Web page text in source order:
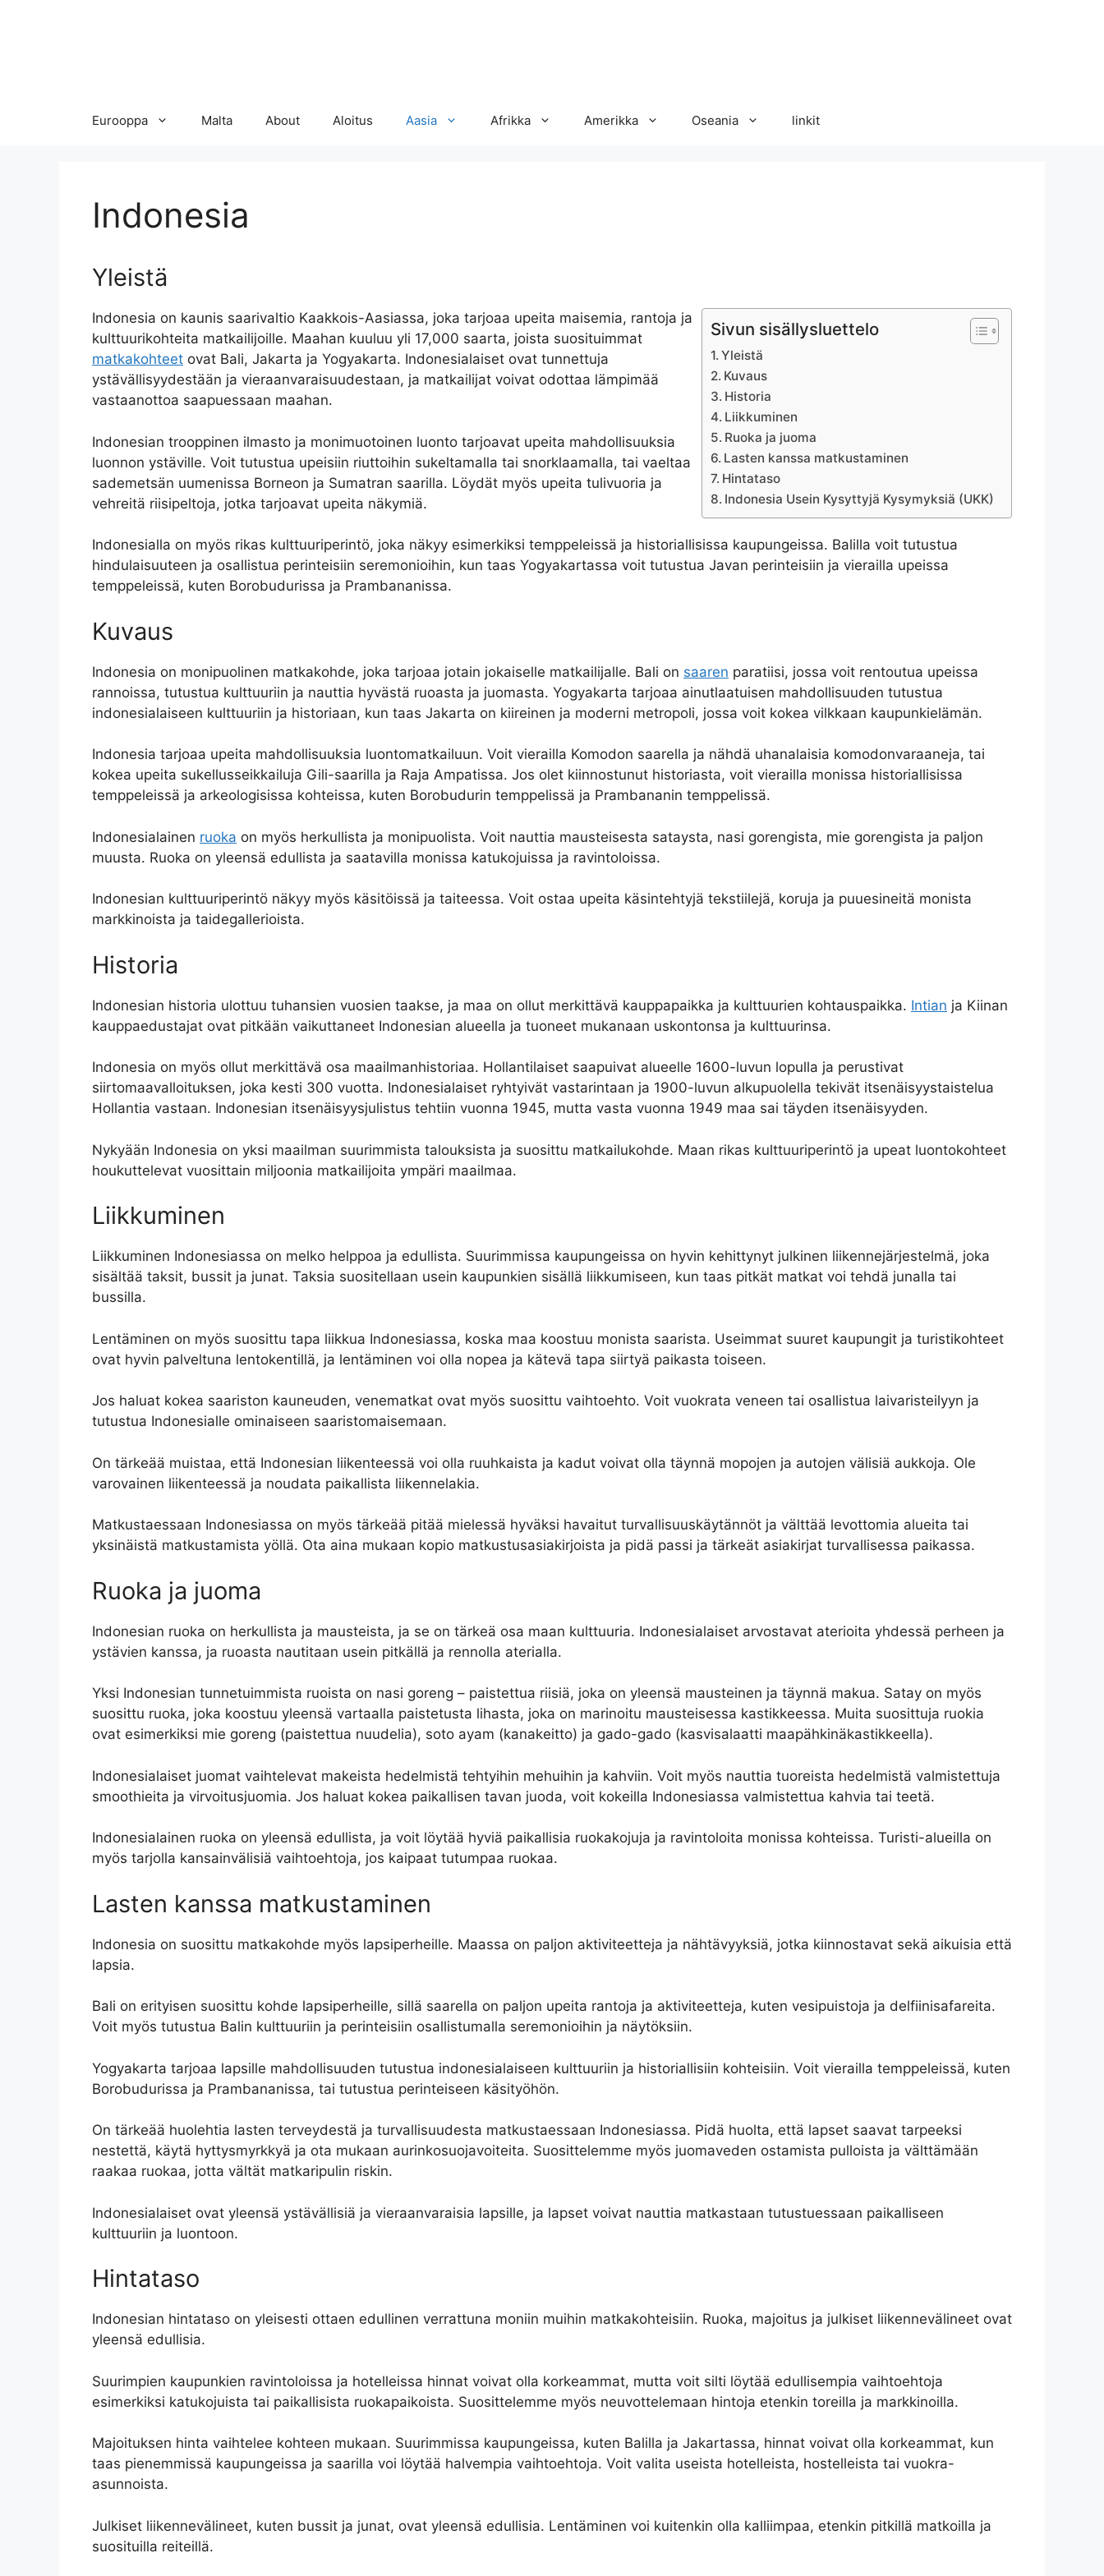
Eurooppa Malta About Aloitus Aasia Afrikka Amerikka Oseania linkit
Indonesia
Yleistä
Sivun sisällysluettelo
Yleistä
Kuvaus
Historia
Liikkuminen
Ruoka ja juoma
Lasten kanssa matkustaminen
Hintataso
Indonesia Usein Kysyttyjä Kysymyksiä (UKK)
Indonesia on kaunis saarivaltio Kaakkois-Aasiassa, joka tarjoaa upeita maisemia, rantoja ja
kulttuurikohteita matkailijoille. Maahan kuuluu yli 17,000 saarta, joista suosituimmat
matkakohteet ovat Bali, Jakarta ja Yogyakarta. Indonesialaiset ovat tunnettuja
ystävällisyydestään ja vieraanvaraisuudestaan, ja matkailijat voivat odottaa lämpimää
vastaanottoa saapuessaan maahan.
Indonesian trooppinen ilmasto ja monimuotoinen luonto tarjoavat upeita mahdollisuuksia
luonnon ystäville. Voit tutustua upeisiin riuttoihin sukeltamalla tai snorklaamalla, tai vaeltaa
sademetsän uumenissa Borneon ja Sumatran saarilla. Löydät myös upeita tulivuoria ja
vehreitä riisipeltoja, jotka tarjoavat upeita näkymiä.
Indonesialla on myös rikas kulttuuriperintö, joka näkyy esimerkiksi temppeleissä ja historiallisissa kaupungeissa. Balilla voit tutustua
hindulaisuuteen ja osallistua perinteisiin seremonioihin, kun taas Yogyakartassa voit tutustua Javan perinteisiin ja vierailla upeissa
temppeleissä, kuten Borobudurissa ja Prambananissa.
Kuvaus
Indonesia on monipuolinen matkakohde, joka tarjoaa jotain jokaiselle matkailijalle. Bali on saaren paratiisi, jossa voit rentoutua upeissa
rannoissa, tutustua kulttuuriin ja nauttia hyvästä ruoasta ja juomasta. Yogyakarta tarjoaa ainutlaatuisen mahdollisuuden tutustua
indonesialaiseen kulttuuriin ja historiaan, kun taas Jakarta on kiireinen ja moderni metropoli, jossa voit kokea vilkkaan kaupunkielämän.
Indonesia tarjoaa upeita mahdollisuuksia luontomatkailuun. Voit vierailla Komodon saarella ja nähdä uhanalaisia komodonvaraaneja, tai
kokea upeita sukellusseikkailuja Gili-saarilla ja Raja Ampatissa. Jos olet kiinnostunut historiasta, voit vierailla monissa historiallisissa
temppeleissä ja arkeologisissa kohteissa, kuten Borobudurin temppelissä ja Prambananin temppelissä.
Indonesialainen ruoka on myös herkullista ja monipuolista. Voit nauttia mausteisesta sataysta, nasi gorengista, mie gorengista ja paljon
muusta. Ruoka on yleensä edullista ja saatavilla monissa katukojuissa ja ravintoloissa.
Indonesian kulttuuriperintö näkyy myös käsitöissä ja taiteessa. Voit ostaa upeita käsintehtyjä tekstiilejä, koruja ja puuesineitä monista
markkinoista ja taidegallerioista.
Historia
Indonesian historia ulottuu tuhansien vuosien taakse, ja maa on ollut merkittävä kauppapaikka ja kulttuurien kohtauspaikka. Intian ja Kiinan
kauppaedustajat ovat pitkään vaikuttaneet Indonesian alueella ja tuoneet mukanaan uskontonsa ja kulttuurinsa.
Indonesia on myös ollut merkittävä osa maailmanhistoriaa. Hollantilaiset saapuivat alueelle 1600-luvun lopulla ja perustivat
siirtomaavalloituksen, joka kesti 300 vuotta. Indonesialaiset ryhtyivät vastarintaan ja 1900-luvun alkupuolella tekivät itsenäisyystaistelua
Hollantia vastaan. Indonesian itsenäisyysjulistus tehtiin vuonna 1945, mutta vasta vuonna 1949 maa sai täyden itsenäisyyden.
Nykyään Indonesia on yksi maailman suurimmista talouksista ja suosittu matkailukohde. Maan rikas kulttuuriperintö ja upeat luontokohteet
houkuttelevat vuosittain miljoonia matkailijoita ympäri maailmaa.
Liikkuminen
Liikkuminen Indonesiassa on melko helppoa ja edullista. Suurimmissa kaupungeissa on hyvin kehittynyt julkinen liikennejärjestelmä, joka
sisältää taksit, bussit ja junat. Taksia suositellaan usein kaupunkien sisällä liikkumiseen, kun taas pitkät matkat voi tehdä junalla tai
bussilla.
Lentäminen on myös suosittu tapa liikkua Indonesiassa, koska maa koostuu monista saarista. Useimmat suuret kaupungit ja turistikohteet
ovat hyvin palveltuna lentokentillä, ja lentäminen voi olla nopea ja kätevä tapa siirtyä paikasta toiseen.
Jos haluat kokea saariston kauneuden, venematkat ovat myös suosittu vaihtoehto. Voit vuokrata veneen tai osallistua laivaristeilyyn ja
tutustua Indonesialle ominaiseen saaristomaisemaan.
On tärkeää muistaa, että Indonesian liikenteessä voi olla ruuhkaista ja kadut voivat olla täynnä mopojen ja autojen välisiä aukkoja. Ole
varovainen liikenteessä ja noudata paikallista liikennelakia.
Matkustaessaan Indonesiassa on myös tärkeää pitää mielessä hyväksi havaitut turvallisuuskäytännöt ja välttää levottomia alueita tai
yksinäistä matkustamista yöllä. Ota aina mukaan kopio matkustusasiakirjoista ja pidä passi ja tärkeät asiakirjat turvallisessa paikassa.
Ruoka ja juoma
Indonesian ruoka on herkullista ja mausteista, ja se on tärkeä osa maan kulttuuria. Indonesialaiset arvostavat aterioita yhdessä perheen ja
ystävien kanssa, ja ruoasta nautitaan usein pitkällä ja rennolla aterialla.
Yksi Indonesian tunnetuimmista ruoista on nasi goreng – paistettua riisiä, joka on yleensä mausteinen ja täynnä makua. Satay on myös
suosittu ruoka, joka koostuu yleensä vartaalla paistetusta lihasta, joka on marinoitu mausteisessa kastikkeessa. Muita suosittuja ruokia
ovat esimerkiksi mie goreng (paistettua nuudelia), soto ayam (kanakeitto) ja gado-gado (kasvisalaatti maapähkinäkastikkeella).
Indonesialaiset juomat vaihtelevat makeista hedelmistä tehtyihin mehuihin ja kahviin. Voit myös nauttia tuoreista hedelmistä valmistettuja
smoothieita ja virvoitusjuomia. Jos haluat kokea paikallisen tavan juoda, voit kokeilla Indonesiassa valmistettua kahvia tai teetä.
Indonesialainen ruoka on yleensä edullista, ja voit löytää hyviä paikallisia ruokakojuja ja ravintoloita monissa kohteissa. Turisti-alueilla on
myös tarjolla kansainvälisiä vaihtoehtoja, jos kaipaat tutumpaa ruokaa.
Lasten kanssa matkustaminen
Indonesia on suosittu matkakohde myös lapsiperheille. Maassa on paljon aktiviteetteja ja nähtävyyksiä, jotka kiinnostavat sekä aikuisia että
lapsia.
Bali on erityisen suosittu kohde lapsiperheille, sillä saarella on paljon upeita rantoja ja aktiviteetteja, kuten vesipuistoja ja delfiinisafareita.
Voit myös tutustua Balin kulttuuriin ja perinteisiin osallistumalla seremonioihin ja näytöksiin.
Yogyakarta tarjoaa lapsille mahdollisuuden tutustua indonesialaiseen kulttuuriin ja historiallisiin kohteisiin. Voit vierailla temppeleissä, kuten
Borobudurissa ja Prambananissa, tai tutustua perinteiseen käsityöhön.
On tärkeää huolehtia lasten terveydestä ja turvallisuudesta matkustaessaan Indonesiassa. Pidä huolta, että lapset saavat tarpeeksi
nestettä, käytä hyttysmyrkkyä ja ota mukaan aurinkosuojavoiteita. Suosittelemme myös juomaveden ostamista pulloista ja välttämään
raakaa ruokaa, jotta vältät matkaripulin riskin.
Indonesialaiset ovat yleensä ystävällisiä ja vieraanvaraisia lapsille, ja lapset voivat nauttia matkastaan tutustuessaan paikalliseen
kulttuuriin ja luontoon.
Hintataso
Indonesian hintataso on yleisesti ottaen edullinen verrattuna moniin muihin matkakohteisiin. Ruoka, majoitus ja julkiset liikennevälineet ovat
yleensä edullisia.
Suurimpien kaupunkien ravintoloissa ja hotelleissa hinnat voivat olla korkeammat, mutta voit silti löytää edullisempia vaihtoehtoja
esimerkiksi katukojuista tai paikallisista ruokapaikoista. Suosittelemme myös neuvottelemaan hintoja etenkin toreilla ja markkinoilla.
Majoituksen hinta vaihtelee kohteen mukaan. Suurimmissa kaupungeissa, kuten Balilla ja Jakartassa, hinnat voivat olla korkeammat, kun
taas pienemmissä kaupungeissa ja saarilla voi löytää halvempia vaihtoehtoja. Voit valita useista hotelleista, hostelleista tai vuokra-
asunnoista.
Julkiset liikennevälineet, kuten bussit ja junat, ovat yleensä edullisia. Lentäminen voi kuitenkin olla kalliimpaa, etenkin pitkillä matkoilla ja
suosituilla reiteillä.